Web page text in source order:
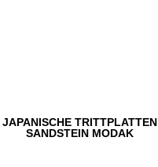
JAPANISCHE TRITTPLATTEN
SANDSTEIN MODAK